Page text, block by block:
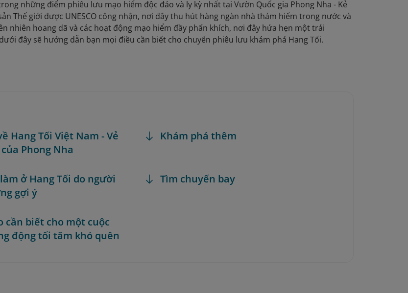
những điểm phiêu lưu mạo hiểm độc đáo và ly kỳ nhất tại Vườn Quốc gia Phong Nha - Kẻ
Thế giới được UNESCO công nhận, nơi đây thu hút hàng ngàn nhà thám hiểm trong nước và
nhiên hoang dã và các hoạt động mạo hiểm đầy phấn khích, nơi đây hứa hẹn một trải
đây sẽ hướng dẫn bạn mọi điều cần biết cho chuyến phiêu lưu khám phá Hang Tối.
Hang Tối Việt Nam - Vẻ
Phong Nha
ở Hang Tối do người
gợi ý
cần biết cho một cuộc
động tối tăm khó quên
Khám phá thêm
Tìm chuyến bay